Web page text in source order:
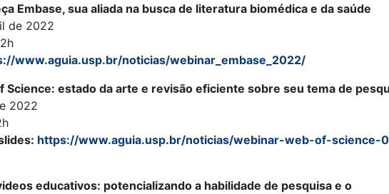
Embase, sua aliada na busca de literatura biomédica e da saúde
de 2022
www.aguia.usp.br/noticias/webinar_embase_2022/
Science: estado da arte e revisão eficiente sobre seu tema de
2022
https://www.aguia.usp.br/noticias/webinar-web-of-science-
educativos: potencializando a habilidade de pesquisa e o